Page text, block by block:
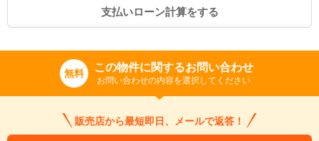
支払いローン計算をする
無料 この物件に関するお問い合わせ
お問い合わせの内容を選択してください
販売店から最短即日、メールで返答！